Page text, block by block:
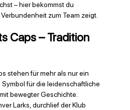
– hier bekommst du
zum Team zeigt.
Caps – Tradition
stehen für mehr als nur ein
für die leidenschaftliche
bewegter Geschichte.
Larks, durchlief der Klub